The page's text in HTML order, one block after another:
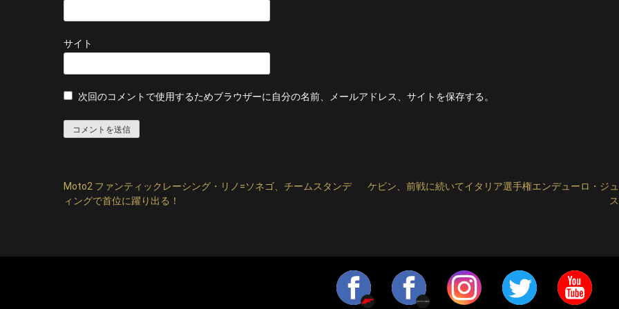
サイト
次回のコメントで使用するためブラウザーに自分の名前、メールアドレス、サイトを保存する。
投
ケビン、前戦に続いてイタリア選手権エンデューロ・ジ
Moto2 ファンティックレーシング・リノ=ソネゴ、チームスタンデ
ィングで首位に躍り出る！